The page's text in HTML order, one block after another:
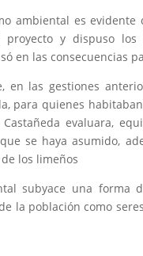
ambiental es
proyecto y dispuso
en las consecuencias
en las gestiones
para quienes
evaluara,
se haya asumido,
los limeños
subyace una forma
la población como